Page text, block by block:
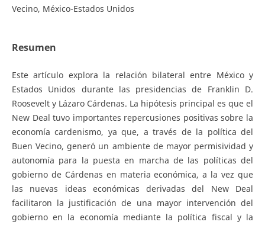
Vecino, México-Estados Unidos
Resumen
Este artículo explora la relación bilateral entre México y
Estados Unidos durante las presidencias de Franklin D.
Roosevelt y Lázaro Cárdenas. La hipótesis principal es que el
New Deal tuvo importantes repercusiones positivas sobre la
economía cardenismo, ya que, a través de la política del
Buen Vecino, generó un ambiente de mayor permisividad y
autonomía para la puesta en marcha de las políticas del
gobierno de Cárdenas en materia económica, a la vez que
las nuevas ideas económicas derivadas del New Deal
facilitaron la justificación de una mayor intervención del
gobierno en la economía mediante la política fiscal y la